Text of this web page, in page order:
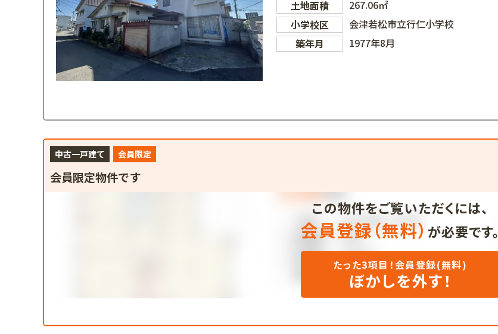
土地面積
267.06㎡
小学校区
会津若松市立行仁小学校
築年月
1977年8月
中古一戸建て 会員限定
会員限定物件です
この物件をご覧いただくには、
会員登録（無料） が必要です。
たった3項目！会員登録(無料)
ぼかしを外す！